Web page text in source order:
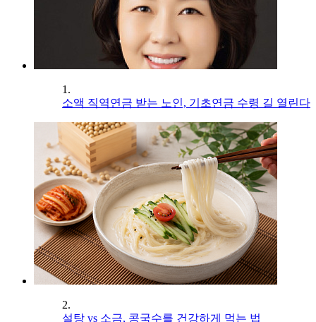
1.
소액 직역연금 받는 노인, 기초연금 수령 길 열린다
2.
설탕 vs 소금, 콩국수를 건강하게 먹는 법